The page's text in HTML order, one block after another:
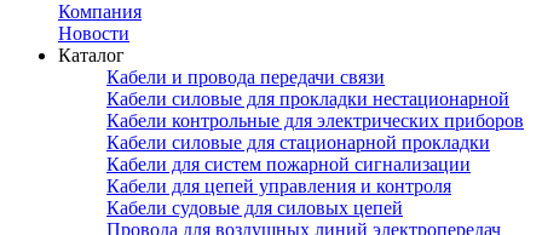
Компания
Новости
Каталог
Кабели и провода передачи связи
Кабели силовые для прокладки нестационарной
Кабели контрольные для электрических приборов
Кабели силовые для стационарной прокладки
Кабели для систем пожарной сигнализации
Кабели для цепей управления и контроля
Кабели судовые для силовых цепей
Провода для воздушных линий электропередач